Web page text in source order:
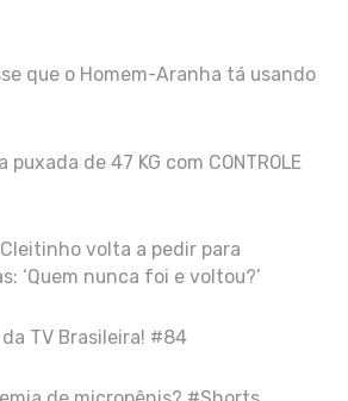
que o Homem-Aranha tá usando
puxada de 47 KG com CONTROLE
volta a pedir para
‘Quem nunca foi e voltou?’
da TV Brasileira! #84